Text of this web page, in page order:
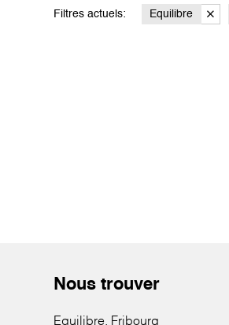
Filtres actuels: Equilibre
Nous trouver
Equilibre, Fribourg